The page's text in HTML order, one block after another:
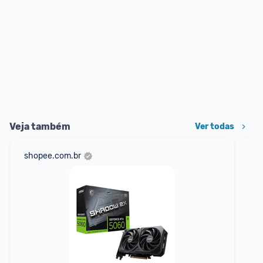
Veja também Ver todas
shopee.com.br